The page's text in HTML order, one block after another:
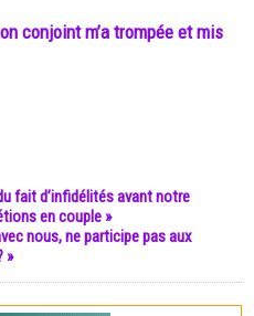
conjoint m’a trompée et mis
fait d’infidélités avant notre
en couple »
nous, ne participe pas aux
»